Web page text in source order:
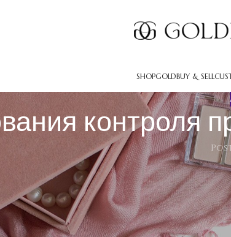
SHOPGOLDBUY & SELL
контроля
программного
собой процесс проверки
для выявления багов, изъянов и несоответствий
использования.